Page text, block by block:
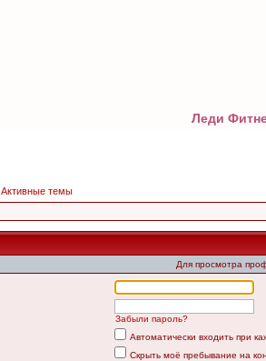
Леди
Активные темы
Для просмотра
Забыли пароль?
Автоматически входить при
Скрыть моё пребывание на